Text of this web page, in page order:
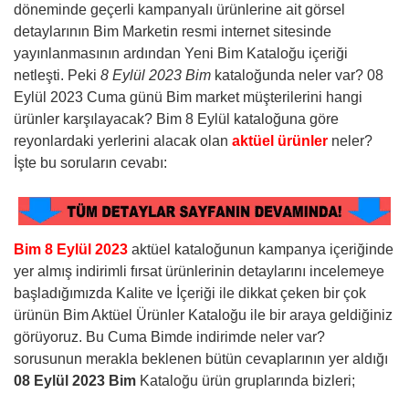
döneminde geçerli kampanyalı ürünlerine ait görsel
detaylarının Bim Marketin resmi internet sitesinde
yayınlanmasının ardından Yeni Bim Kataloğu içeriği
netleşti. Peki 8 Eylül 2023 Bim kataloğunda neler var? 08
Eylül 2023 Cuma günü Bim market müşterilerini hangi
ürünler karşılayacak? Bim 8 Eylül kataloğuna göre
reyonlardaki yerlerini alacak olan aktüel ürünler neler?
İşte bu soruların cevabı:
Bim 8 Eylül 2023 aktüel kataloğunun kampanya içeriğinde
yer almış indirimli fırsat ürünlerinin detaylarını incelemeye
başladığımızda Kalite ve İçeriği ile dikkat çeken bir çok
ürünün Bim Aktüel Ürünler Kataloğu ile bir araya geldiğiniz
görüyoruz. Bu Cuma Bimde indirimde neler var?
sorusunun merakla beklenen bütün cevaplarının yer aldığı
08 Eylül 2023 Bim Kataloğu ürün gruplarında bizleri;